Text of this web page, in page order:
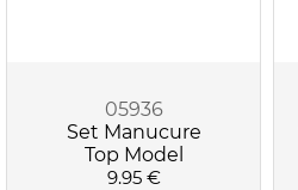
05936
Set Manucure
Top Model
9.95 €